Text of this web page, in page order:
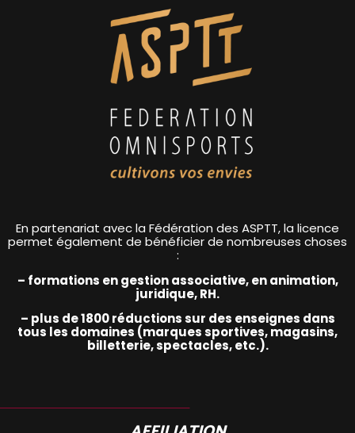
En partenariat avec la Fédération des ASPTT, la licence
permet également de bénéficier de nombreuses choses
:
– formations en gestion associative, en animation,
juridique, RH.
– plus de 1800 réductions sur des enseignes dans
tous les domaines (marques sportives, magasins,
billetterie, spectacles, etc.).